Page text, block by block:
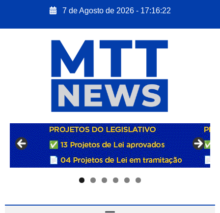
7 de Agosto de 2026 - 17:16:23